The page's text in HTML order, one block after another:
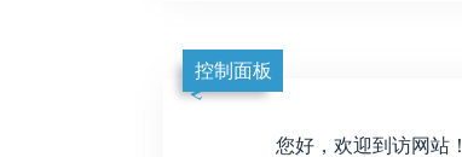
控制面板
您好，欢迎到访网站！